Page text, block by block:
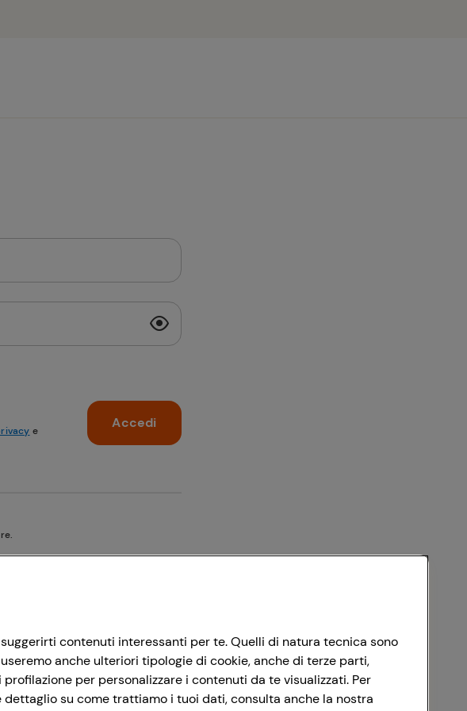
e Accedi
contenuti interessanti per te. Quelli di natura tecnica sono
anche ulteriori tipologie di cookie, anche di terze parti,
per personalizzare i contenuti da te visualizzati. Per
su come trattiamo i tuoi dati, consulta anche la nostra